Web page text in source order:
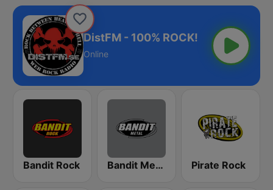
DistFM - 100% ROCK!
Online
Bandit Rock Bandit Metal Pirate Rock